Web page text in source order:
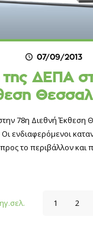
07/09/2013
ΔΕΠΑ
78η Διεθνή Έκθεση
ενδιαφερόμενοι
προς το περιβάλλον και
1 2